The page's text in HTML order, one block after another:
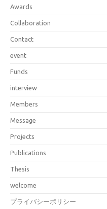
Awards
Collaboration
Contact
event
Funds
interview
Members
Message
Projects
Publications
Thesis
welcome
プライバシーポリシー